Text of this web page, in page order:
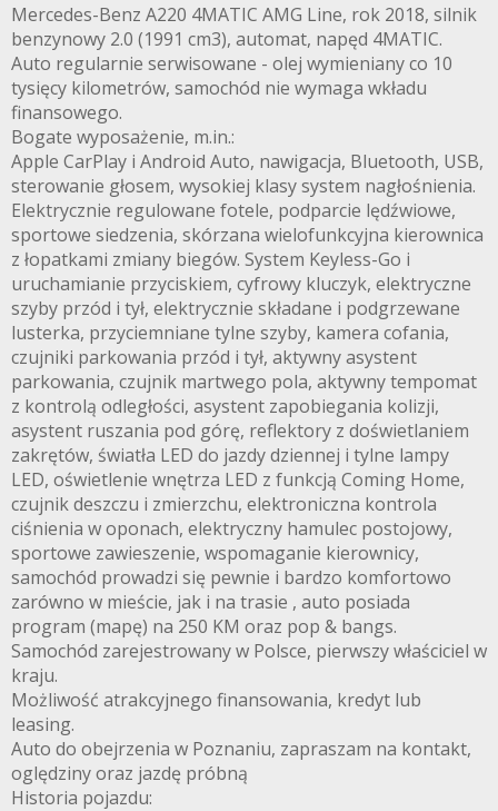
Mercedes-Benz A220 4MATIC AMG Line, rok 2018, silnik
benzynowy 2.0 (1991 cm3), automat, napęd 4MATIC.
Auto regularnie serwisowane - olej wymieniany co 10
tysięcy kilometrów, samochód nie wymaga wkładu
finansowego.
Bogate wyposażenie, m.in.:
Apple CarPlay i Android Auto, nawigacja, Bluetooth, USB,
sterowanie głosem, wysokiej klasy system nagłośnienia.
Elektrycznie regulowane fotele, podparcie lędźwiowe,
sportowe siedzenia, skórzana wielofunkcyjna kierownica
z łopatkami zmiany biegów. System Keyless-Go i
uruchamianie przyciskiem, cyfrowy kluczyk, elektryczne
szyby przód i tył, elektrycznie składane i podgrzewane
lusterka, przyciemniane tylne szyby, kamera cofania,
czujniki parkowania przód i tył, aktywny asystent
parkowania, czujnik martwego pola, aktywny tempomat
z kontrolą odległości, asystent zapobiegania kolizji,
asystent ruszania pod górę, reflektory z doświetlaniem
zakrętów, światła LED do jazdy dziennej i tylne lampy
LED, oświetlenie wnętrza LED z funkcją Coming Home,
czujnik deszczu i zmierzchu, elektroniczna kontrola
ciśnienia w oponach, elektryczny hamulec postojowy,
sportowe zawieszenie, wspomaganie kierownicy,
samochód prowadzi się pewnie i bardzo komfortowo
zarówno w mieście, jak i na trasie , auto posiada
program (mapę) na 250 KM oraz pop & bangs.
Samochód zarejestrowany w Polsce, pierwszy właściciel w
kraju.
Możliwość atrakcyjnego finansowania, kredyt lub
leasing.
Auto do obejrzenia w Poznaniu, zapraszam na kontakt,
oględziny oraz jazdę próbną
Historia pojazdu: